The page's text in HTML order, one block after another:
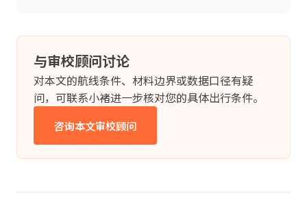
与审校顾问讨论
对本文的航线条件、材料边界或数据口径有疑
问，可联系小褚进一步核对您的具体出行条件。
咨询本文审校顾问